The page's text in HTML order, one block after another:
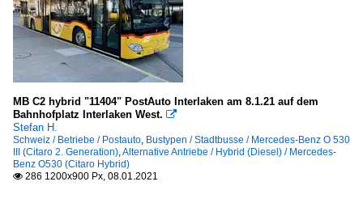
MB C2 hybrid "11404" PostAuto Interlaken am 8.1.21 auf dem
Bahnhofplatz Interlaken West. 
Stefan H.
Schweiz / Betriebe / Postauto, Bustypen / Stadtbusse / Mercedes-Benz O 530
III (Citaro 2. Generation),Alternative Antriebe / Hybrid (Diesel) / Mercedes-
Benz O530 (Citaro Hybrid)
 286 1200x900 Px, 08.01.2021